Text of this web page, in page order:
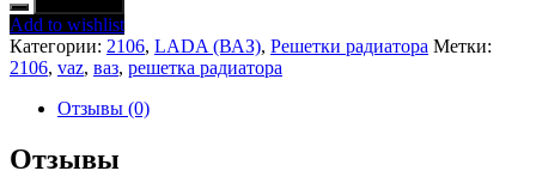
Add to wishlist
Категории: 2106, LADA (ВАЗ), Решетки радиатора Метки:
2106, vaz, ваз, решетка радиатора
Отзывы (0)
Отзывы